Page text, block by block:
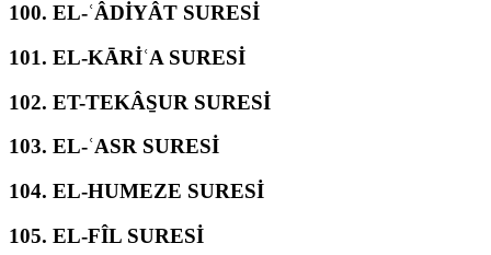
100. EL-ʿÂDİYÂT SURESİ
101. EL-KĀRİʿA SURESİ
102. ET-TEKÂS̱UR SURESİ
103. EL-ʿASR SURESİ
104. EL-HUMEZE SURESİ
105. EL-FÎL SURESİ